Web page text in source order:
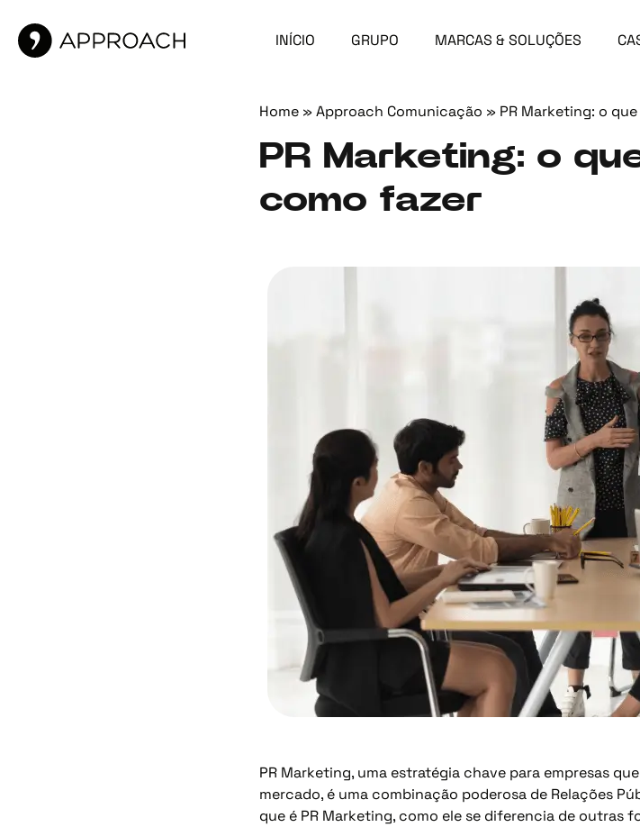
INÍCIO GRUPO MARCAS & SOLUÇÕES
Home » Approach Comunicação » PR Marketing: o
PR Marketing: o
como fazer
PR Marketing, uma estratégia chave para empresas
mercado, é uma combinação poderosa de Relações
que é PR Marketing, como ele se diferencia de outras